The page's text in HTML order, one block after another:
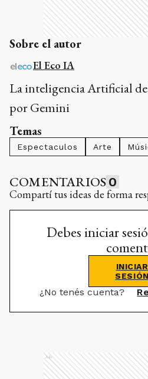
Sobre el autor
El Eco IA
La inteligencia Artificial
por Gemini
Temas
Espectaculos Arte
COMENTARIOS 0
Compartí tus ideas de forma
Debes iniciar
INICIAR
SESIÓN
¿No tenés cuenta?
Ads